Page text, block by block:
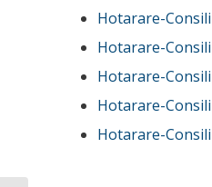
Hotarare-
Hotarare-
Hotarare-
Hotarare-
Hotarare-